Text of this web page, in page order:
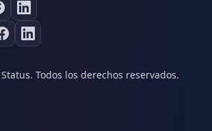
Todos los derechos reservados.